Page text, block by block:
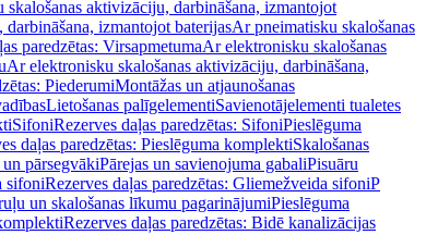
skalošanas aktivizāciju, darbināšana, izmantojot
izmantojot baterijasAr pneimatisku skalošanas
paredzētas: VirsapmetumaAr elektronisku skalošanas
Ar elektronisku skalošanas aktivizāciju, darbināšana,
PiederumiMontāžas un atjaunošanas
Lietošanas palīgelementiSavienotājelementi tualetes
SifoniRezerves daļas paredzētas: SifoniPieslēguma
daļas paredzētas: Pieslēguma komplektiSkalošanas
pārsegvākiPārejas un savienojuma gabaliPisuāru
sifoniRezerves daļas paredzētas: Gliemežveida sifoniP
un skalošanas līkumu pagarinājumiPieslēguma
Rezerves daļas paredzētas: Bidē kanalizācijas